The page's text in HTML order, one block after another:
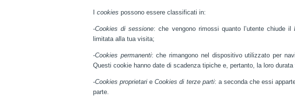
I cookies possono essere classificati in:
-Cookies di sessione: che vengono rimossi quanto l’utente chiude il
limitata alla tua visita;
-Cookies permanenti: che rimangono nel dispositivo utilizzato per
Questi cookie hanno date di scadenza tipiche e, pertanto, la loro
-Cookies proprietari eCookies di terze parti: a seconda che essi
parte.